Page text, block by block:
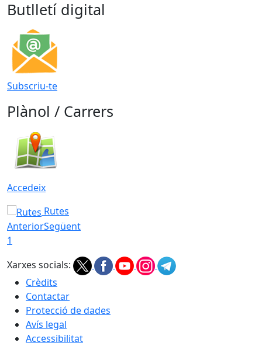
Butlletí digital
Subscriu-te
Plànol / Carrers
Accedeix
Rutes
AnteriorSegüent
1
Xarxes socials:
Crèdits
Contactar
Protecció de dades
Avís legal
Accessibilitat